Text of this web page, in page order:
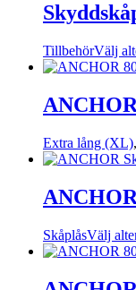
TillbehörVälj
Extra lång (XL),
SkåplåsVälj